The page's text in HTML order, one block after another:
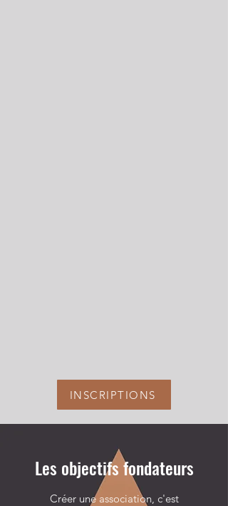
INSCRIPTIONS
Les objectifs fondateurs
Créer une association, c'est